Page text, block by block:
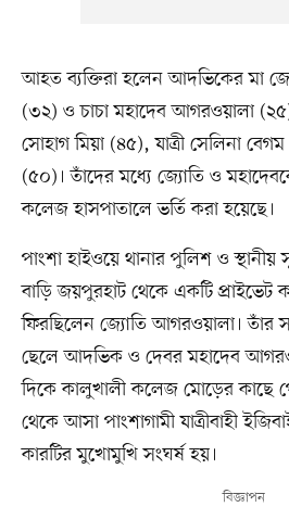
আহত ব্যক্তিরা হলেন আদভিকের মা
(৩২) ও চাচা মহাদেব আগরওয়ালা
সোহাগ মিয়া (৪৫), যাত্রী সেলিনা
(৫০)। তাঁদের মধ্যে জ্যোতি ও
কলেজ হাসপাতালে ভর্তি করা হয়েছে।
পাংশা হাইওয়ে থানার পুলিশ ও স্থানীয়
বাড়ি জয়পুরহাট থেকে একটি প্রাইভেট
ফিরছিলেন জ্যোতি আগরওয়ালা। তাঁর
ছেলে আদভিক ও দেবর মহাদেব
দিকে কালুখালী কলেজ মোড়ের কাছে
থেকে আসা পাংশাগামী যাত্রীবাহী
কারটির মুখোমুখি সংঘর্ষ হয়।